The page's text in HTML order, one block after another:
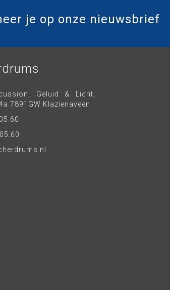
je op onze nieuwsbrief
Geluid & Licht,
7891GW Klazienaveen